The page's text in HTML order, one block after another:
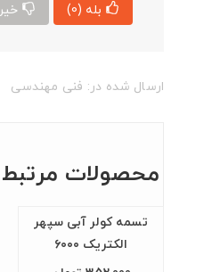
بله (0) خیر
ارسال شده در: فنی مهندسی
محصولات مرتبط
تسمه کولر آبی سپهر
الکتریک ۶۰۰۰